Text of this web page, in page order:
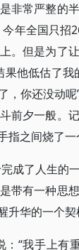
非常严整的
年全国只
。但是为了
他低估了
你还没动
前夕一般。
之间烧了一
成了人生的
带有一种思
华的一个契
“我手上有